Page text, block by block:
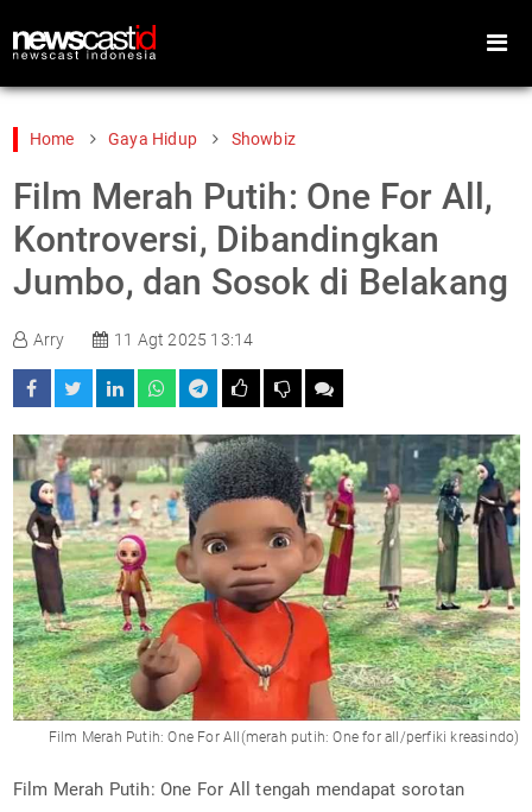
Home
Peristiwa
Gaya Hidup
Teknologi
Video
Foto
Home Gaya Hidup Showbiz
Film Merah Putih: One For All,
Kontroversi, Dibandingkan
Jumbo, dan Sosok di Belakang
Arry 11 Agt 2025 13:14
Film Merah Putih: One For All(merah putih: One for all/perfiki kreasindo)
Film Merah Putih: One For All tengah mendapat sorotan